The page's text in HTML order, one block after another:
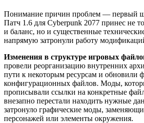
Понимание причин проблем — первый
Патч 1.6 для Cyberpunk 2077 принес не
и баланс, но и существенные
напрямую затронули работу
Изменения в структуре игровых
провели реорганизацию внутренних
пути к некоторым ресурсам и обновили
конфигурационных файлов. Моды,
прописывали ссылки на конкретные
внезапно перестали находить нужные
затронуло графические моды,
персонажей или элементы окружения.